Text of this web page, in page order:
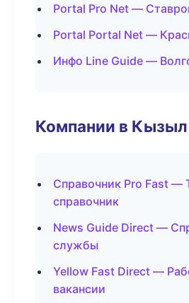
Portal Pro Net —
Portal Portal Net —
Инфо Line Guide —
Компании в Кызыл
Справочник Pro Fast —
справочник
News Guide Direct —
службы
Yellow Fast Direct —
вакансии